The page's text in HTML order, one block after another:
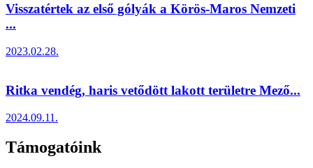
Visszatértek az első gólyák a Körös-Maros Nemzeti
...
2023.02.28.
Ritka vendég, haris vetődött lakott területre Mező...
2024.09.11.
Támogatóink